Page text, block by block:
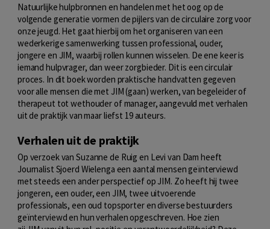
Natuurlijke hulpbronnen en handelen met het oog op de
volgende generatie vormen de pijlers van de circulaire zorg voor
onze jeugd. Het gaat hierbij om het organiseren van een
wederkerige samenwerking tussen professional, ouder,
jongere en JIM, waarbij rollen kunnen wisselen. De ene keer is
iemand hulpvrager, dan weer zorgbieder. Dit is een circulair
proces. In dit boek worden praktische handvatten gegeven
voor alle mensen die met JIM (gaan) werken, van begeleider of
therapeut tot wethouder of manager, aangevuld met verhalen
uit de praktijk van maar liefst 19 auteurs.
Verhalen uit de praktijk
Op verzoek van Suzanne de Ruig en Levi van Dam heeft
Journalist Sjoerd Wielenga een aantal mensen geïnterviewd
met steeds een ander perspectief op JIM. Zo heeft hij twee
jongeren, een ouder, een JIM, twee uitvoerende
professionals, een oud topsporter en diverse bestuurders
geïnterviewd en hun verhalen opgeschreven. Hoe zien